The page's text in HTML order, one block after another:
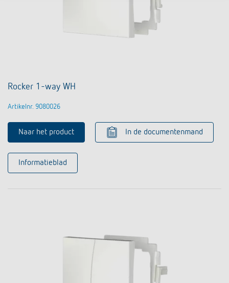
Rocker 1-way WH
Artikelnr. 9080026
Naar het product In de documentenmand
Informatieblad